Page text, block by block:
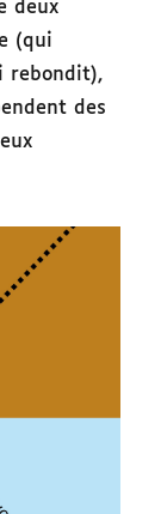
deux
(qui
rebondit),
des